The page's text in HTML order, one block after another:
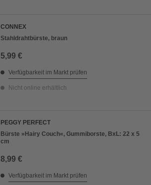
CONNEX
Stahldrahtbürste, braun
5,99 €
Verfügbarkeit im Markt prüfen
Nicht online erhältlich
PEGGY PERFECT
Bürste »Hairy Couch«, Gummiborste, BxL: 22 x 5
cm
8,99 €
Verfügbarkeit im Markt prüfen